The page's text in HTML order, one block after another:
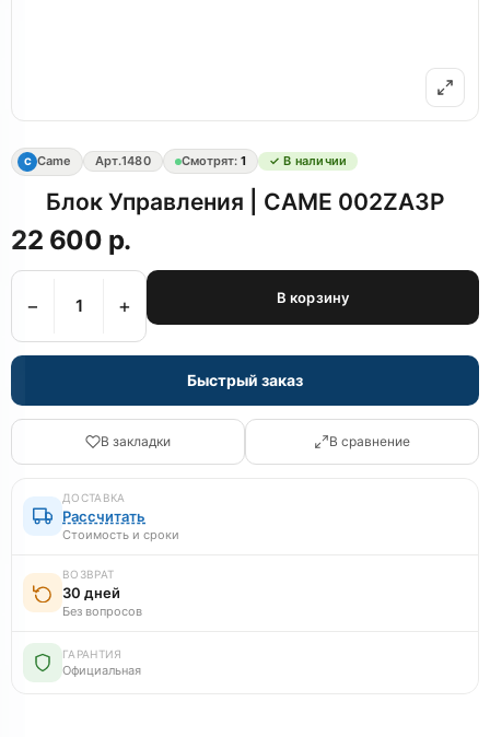
C Came Арт.1480 Смотрят: 1 ✓ В наличии
Блок Управления | CAME 002ZA3P
22 600 р.
− + В корзину
Быстрый заказ
В закладки В сравнение
ДОСТАВКА
Рассчитать
Стоимость и сроки
ВОЗВРАТ
30 дней
Без вопросов
ГАРАНТИЯ
Официальная